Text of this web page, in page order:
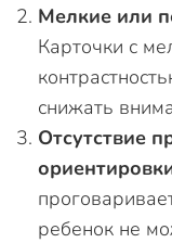
Мелкие или
Карточки с
снижать
Отсутствие
ребенок не